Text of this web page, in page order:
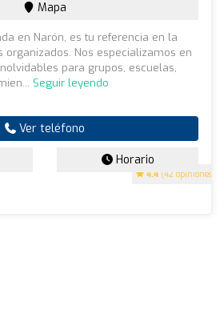
4.4 (42 opiniones)
Mapa
en Narón, es tu referencia en la
organizados. Nos especializamos en
para grupos, escuelas,
Seguir leyendo
Ver teléfono
Horario